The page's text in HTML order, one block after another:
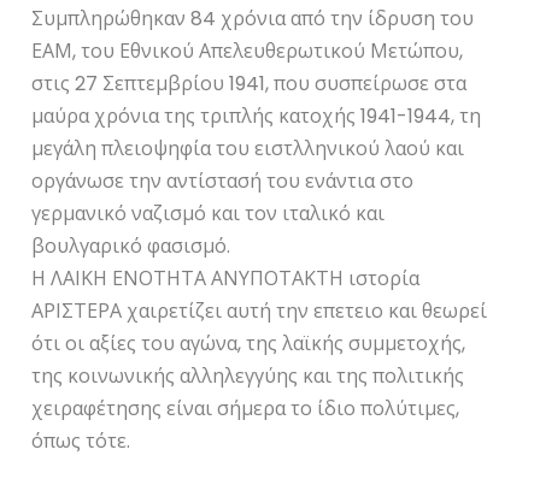
Συμπληρώθηκαν 84 χρόνια από την ίδρυση του
ΕΑΜ, του Εθνικού Απελευθερωτικού Μετώπου,
στις 27 Σεπτεμβρίου 1941, που συσπείρωσε στα
μαύρα χρόνια της τριπλής κατοχής 1941-1944, τη
μεγάλη πλειοψηφία του ειστλληνικού λαού και
οργάνωσε την αντίστασή του ενάντια στο
γερμανικό ναζισμό και τον ιταλικό και
βουλγαρικό φασισμό.
Η ΛΑΙΚΗ ΕΝΟΤΗΤΑ ΑΝΥΠΟΤΑΚΤΗ ιστορία
ΑΡΙΣΤΕΡΑ χαιρετίζει αυτή την επετειο και θεωρεί
ότι οι αξίες του αγώνα, της λαϊκής συμμετοχής,
της κοινωνικής αλληλεγγύης και της πολιτικής
χειραφέτησης είναι σήμερα το ίδιο πολύτιμες,
όπως τότε.